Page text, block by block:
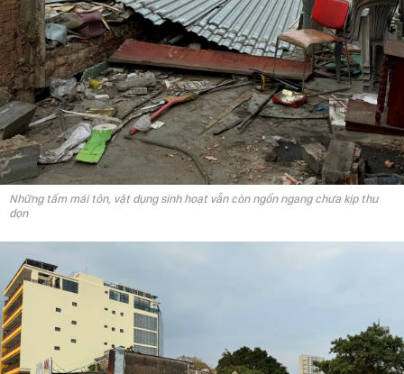
Những tấm mái tôn, vật dụng sinh hoạt vẫn còn ngổn ngang chưa kịp thu
dọn